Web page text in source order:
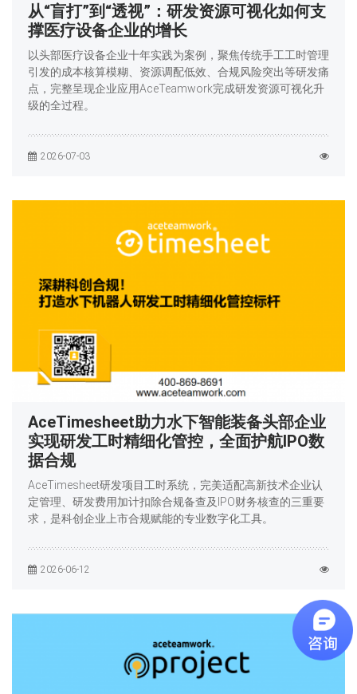
从“盲打”到“透视”：研发资源可视化如何支
撑医疗设备企业的增长
以头部医疗设备企业十年实践为案例，聚焦传统手工工时管理
引发的成本核算模糊、资源调配低效、合规风险突出等研发痛
点，完整呈现企业应用AceTeamwork完成研发资源可视化升
级的全过程。
2026-07-03
AceTimesheet助力水下智能装备头部企业
实现研发工时精细化管控，全面护航IPO数
据合规
AceTimesheet研发项目工时系统，完美适配高新技术企业认
定管理、研发费用加计扣除合规备查及IPO财务核查的三重要
求，是科创企业上市合规赋能的专业数字化工具。
2026-06-12